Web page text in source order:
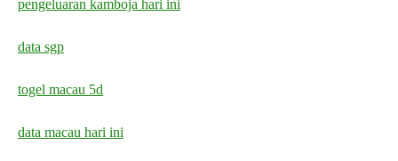
pengeluaran kamboja hari ini
data sgp
togel macau 5d
data macau hari ini